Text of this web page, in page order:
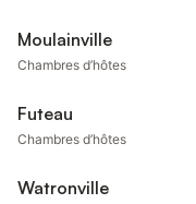
Moulainville
Chambres d’hôtes
Futeau
Chambres d’hôtes
Watronville